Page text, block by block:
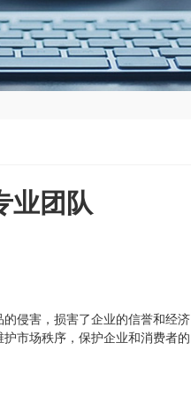
业团队
侵害，损害了企业的信誉和经济
市场秩序，保护企业和消费者的